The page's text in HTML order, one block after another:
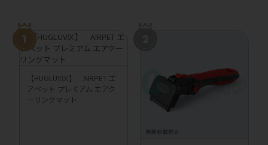
【HUGLUVⅨ】 AIRPET エ
アペット プレミアム エアク
ーリングマット